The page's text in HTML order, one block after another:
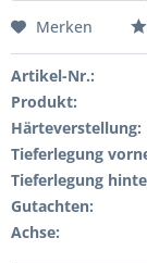
Merken
Artikel-Nr.:
Produkt:
Härteverstellung:
Tieferlegung
Tieferlegung
Gutachten:
Achse: